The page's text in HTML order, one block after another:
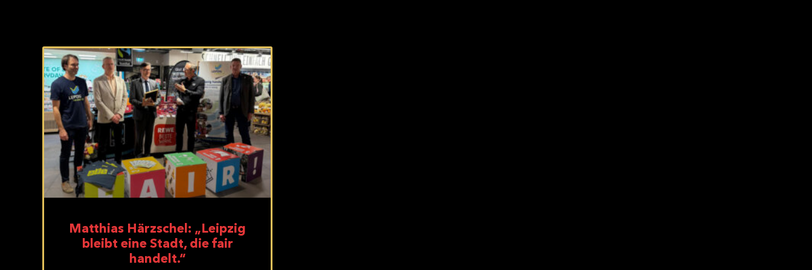
Matthias Härzschel: „Leipzig
bleibt eine Stadt, die fair
handelt.“